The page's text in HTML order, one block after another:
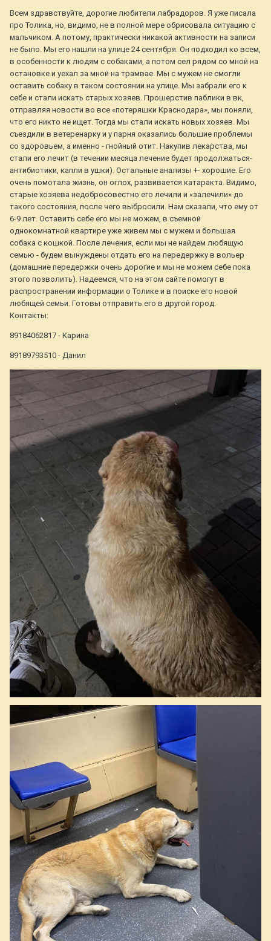
Всем здравствуйте, дорогие любители лабрадоров. Я уже писала
про Толика, но, видимо, не в полной мере обрисовала ситуацию с
мальчиком. А потому, практически никакой активности на записи
не было. Мы его нашли на улице 24 сентября. Он подходил ко всем,
в особенности к людям с собаками, а потом сел рядом со мной на
остановке и уехал за мной на трамвае. Мы с мужем не смогли
оставить собаку в таком состоянии на улице. Мы забрали его к
себе и стали искать старых хозяев. Прошерстив паблики в вк,
отправляя новости во все «потеряшки Краснодара», мы поняли,
что его никто не ищет. Тогда мы стали искать новых хозяев. Мы
съездили в ветеренарку и у парня оказались большие проблемы
со здоровьем, а именно - гнойный отит. Накупив лекарства, мы
стали его лечит (в течении месяца лечение будет продолжаться-
антибиотики, капли в ушки). Остальные анализы +- хорошие. Его
очень помотала жизнь, он оглох, развивается катаракта. Видимо,
старые хозяева недобросовестно его лечили и «залечили» до
такого состояния, после чего выбросили. Нам сказали, что ему от
6-9 лет. Оставить себе его мы не можем, в съемной
однокомнатной квартире уже живем мы с мужем и большая
собака с кошкой. После лечения, если мы не найдем любящую
семью - будем вынуждены отдать его на передержку в вольер
(домашние передержки очень дорогие и мы не можем себе пока
этого позволить). Надеемся, что на этом сайте помогут в
распространении информации о Толике и в поиске его новой
любящей семьи. Готовы отправить его в другой город.
Контакты:
89184062817 - Карина
89189793510 - Данил